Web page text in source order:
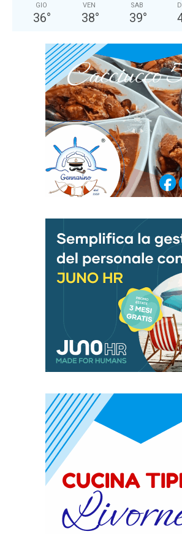
GIO
36°
VEN
38°
SAB
39°